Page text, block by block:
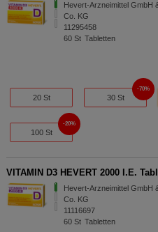
Hevert-Arzneimittel GmbH
Co. KG
11295458
60 St Tabletten
20 St 30 St
70%
100 St
20%
VITAMIN D3 HEVERT 2000 I.E.
Hevert-Arzneimittel GmbH
Co. KG
11116697
60 St Tabletten